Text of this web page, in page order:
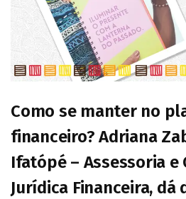
Como se manter no
financeiro? Adriana
Ifatópé – Assessoria
Jurídica Financeira, dá